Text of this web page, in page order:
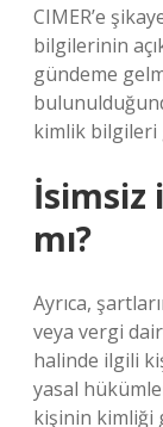
CIMER’e
bilgilerinin
gündeme
kimlik
İsimsiz
mı?
Ayrıca,
veya vergi
halinde ilgili
yasal
kişinin kimliği